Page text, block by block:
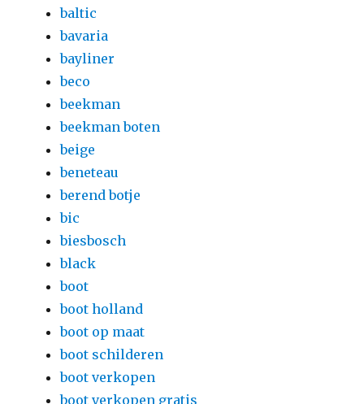
baltic
bavaria
bayliner
beco
beekman
beekman boten
beige
beneteau
berend botje
bic
biesbosch
black
boot
boot holland
boot op maat
boot schilderen
boot verkopen
boot verkopen gratis